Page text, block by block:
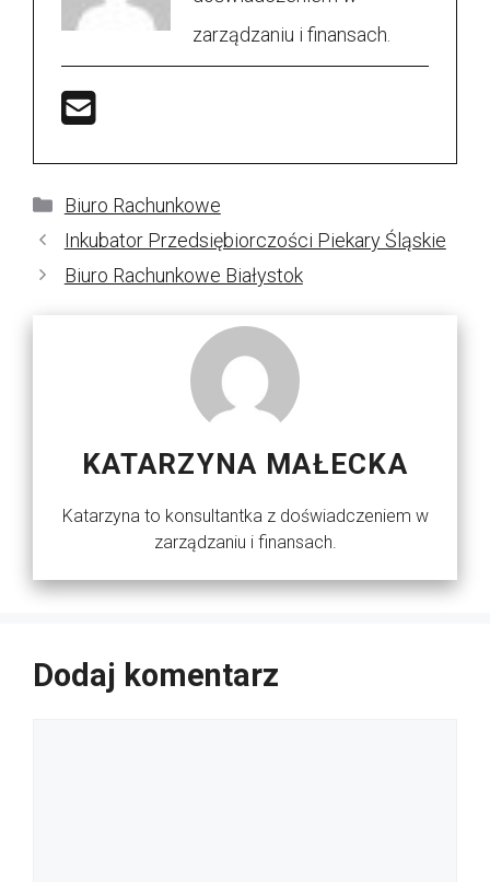
zarządzaniu i finansach.
Kategorie
Biuro Rachunkowe
Inkubator Przedsiębiorczości Piekary Śląskie
Biuro Rachunkowe Białystok
KATARZYNA MAŁECKA
Katarzyna to konsultantka z doświadczeniem w
zarządzaniu i finansach.
Dodaj komentarz